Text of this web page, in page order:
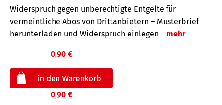
Widerspruch gegen unberechtigte Entgelte für
vermeintliche Abos von Drittanbietern – Musterbrief
herunterladen und Widerspruch einlegen
mehr
0,90 €
0,90 €